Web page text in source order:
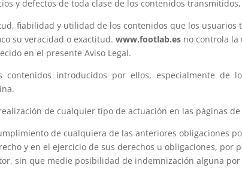
y defectos de toda clase de los contenidos
fiabilidad y utilidad de los contenidos que los
su veracidad o exactitud.www.footlab.es no controla la
en el presente Aviso Legal.
contenidos introducidos por ellos, especialmente de
de cualquier tipo de actuación en las páginas
de cualquiera de las anteriores obligaciones
y en el ejercicio de sus derechos u obligaciones, por
sin que medie posibilidad de indemnización alguna por